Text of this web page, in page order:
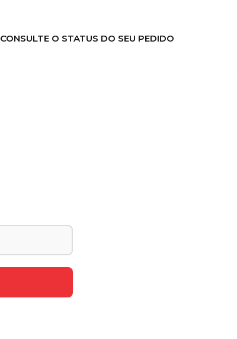
CONSULTE O STATUS DO SEU PEDIDO